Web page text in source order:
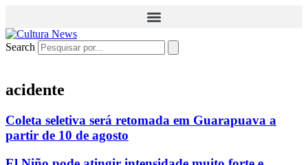
Search
acidente
Coleta seletiva será retomada em Guarapuava a
partir de 10 de agosto